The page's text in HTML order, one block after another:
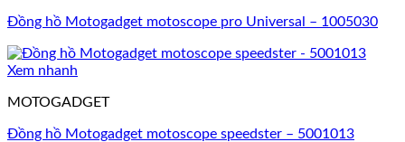
Đồng hồ Motogadget motoscope pro Universal – 1005030
Xem nhanh
MOTOGADGET
Đồng hồ Motogadget motoscope speedster – 5001013